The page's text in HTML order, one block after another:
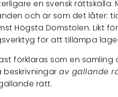
en svensk
och är som det låter:
Högsta Domstolen. Likt
för att tillämpa
förklaras som en
beskrivningarav gällande
rätt.